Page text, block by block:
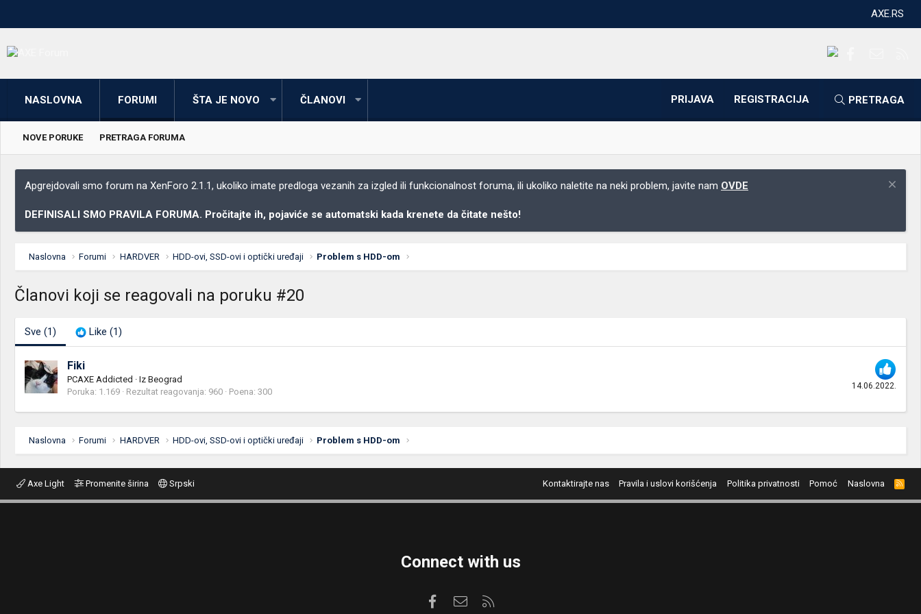
AXE.RS
NASLOVNA FORUMI ŠTA JE NOVO ČLANOVI PRIJAVA REGISTRACIJA PRETRAGA
NOVE PORUKE PRETRAGA FORUMA
Apgrejdovali smo forum na XenForo 2.1.1, ukoliko imate predloga vezanih za izgled ili funkcionalnost foruma, ili ukoliko naletite na neki problem, javite nam OVDE
DEFINISALI SMO PRAVILA FORUMA. Pročitajte ih, pojaviće se automatski kada krenete da čitate nešto!
Naslovna Forumi HARDVER HDD-ovi, SSD-ovi i optički uređaji Problem s HDD-om
Članovi koji se reagovali na poruku #20
Sve (1) Like (1)
14.06.2022.
Fiki
PCAXE Addicted · Iz Beograd
Poruka 1.169 Rezultat reagovanja 960 Poena 300
Naslovna Forumi HARDVER HDD-ovi, SSD-ovi i optički uređaji Problem s HDD-om
Axe Light Promenite širina Srpski Kontaktirajte nas Pravila i uslovi korišćenja Politika privatnosti Pomoć Naslovna
R
S
S
Connect with us
FacebookKontaktirajte nas